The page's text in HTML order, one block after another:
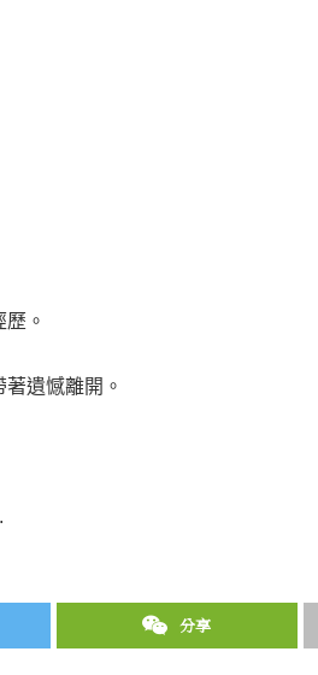
。
遺憾離開。
.
分享